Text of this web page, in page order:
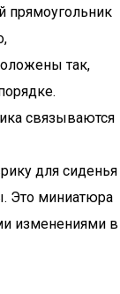
прямоугольник
так,
связываются
для сиденья
Это миниатюра
изменениями в